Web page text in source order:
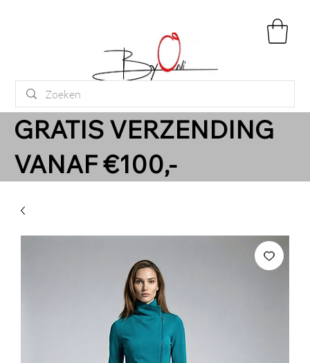
GRATIS VERZENDING
VANAF €100,-